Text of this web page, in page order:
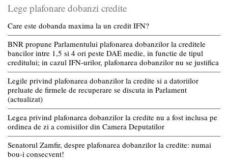
Lege plafonare dobanzi credite
Care este dobanda maxima la un credit IFN?
BNR propune Parlamentului plafonarea dobanzilor la creditele
bancilor intre 1,5 si 4 ori peste DAE medie, in functie de tipul
creditului; in cazul IFN-urilor, plafonarea dobanzilor nu se justifica
Legile privind plafonarea dobanzilor la credite si a datoriilor
preluate de firmele de recuperare se discuta in Parlament
(actualizat)
Legea privind plafonarea dobanzilor la credite nu a fost inclusa pe
ordinea de zi a comisiilor din Camera Deputatilor
Senatorul Zamfir, despre plafonarea dobanzilor la credite: numai
bou-i consecvent!